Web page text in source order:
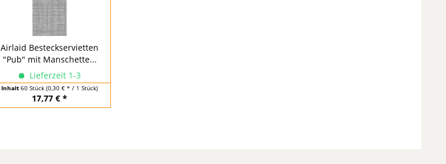
Airlaid Besteckservietten
"Pub" mit Manschette...
Lieferzeit 1-3
Inhalt 60 Stück (0,30 € * / 1 Stück)
17,77 € *